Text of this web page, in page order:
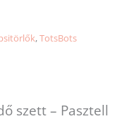
,TotsBots
szett – Pasztell